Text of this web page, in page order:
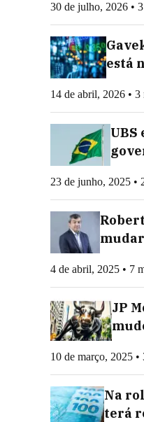
30 de julho, 2026 •
está
14 de abril, 2026 •
UBS
23 de junho, 2025 •
4 de abril, 2025 • 7
JP
10 de março, 2025
Na
terá